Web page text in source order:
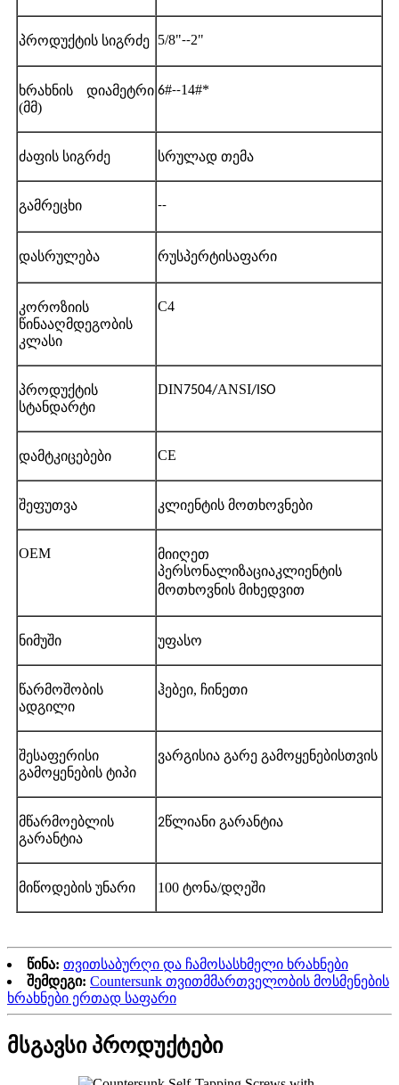
პროდუქტის სიგრძე 5/8"--2"
ხრახნის დიამეტრი
(მმ)
6#--14#*
ძაფის სიგრძე სრულად თემა
გამრეცხი --
დასრულება რუსპერტისაფარი
კოროზიის
წინააღმდეგობის
კლასი
C4
პროდუქტის
სტანდარტი
DIN7504/ANSI/ISO
დამტკიცებები CE
შეფუთვა კლიენტის მოთხოვნები
OEM
მიიღეთ
პერსონალიზაციაკლიენტის
მოთხოვნის მიხედვით
ნიმუში უფასო
წარმოშობის
ადგილი
ჰებეი, ჩინეთი
შესაფერისი
გამოყენების ტიპი
ვარგისია გარე გამოყენებისთვის
მწარმოებლის
გარანტია
2წლიანი გარანტია
მიწოდების უნარი 100 ტონა/დღეში
წინა: თვითსაბურღი და ჩამოსასხმელი ხრახნები
შემდეგი: Countersunk თვითმმართველობის მოსმენების
ხრახნები ერთად საფარი
მსგავსი პროდუქტები